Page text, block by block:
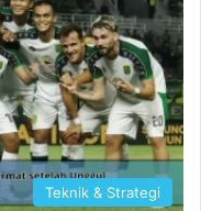
Teknik & Strategi